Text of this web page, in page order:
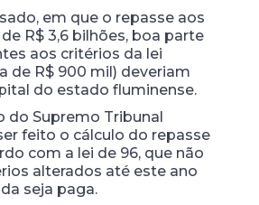
em que o repasse aos
R$ 3,6 bilhões, boa parte
aos critérios da lei
de R$ 900 mil) deveriam
do estado fluminense.
do Supremo Tribunal
feito o cálculo do repasse
com a lei de 96, que não
alterados até este ano
seja paga.